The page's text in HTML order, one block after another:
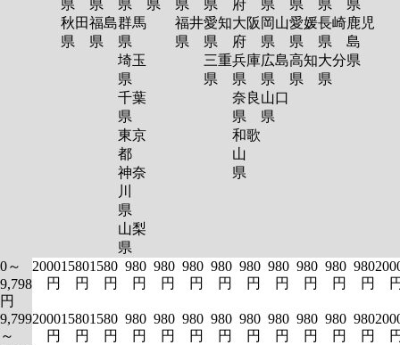
県
秋田
県
県
福島
県
県
群馬
県
埼玉
県
千葉
県
東京
都
神奈
川
県
山梨
県
県 県
福井
県
県
愛知
県
三重
県
府
大阪
府
兵庫
県
奈良
県
和歌
山
県
県
岡山
県
広島
県
山口
県
県
愛媛
県
高知
県
県
長崎
県
大分
県
県
鹿児
島
県
0～
9,798
円
2000
円
1580
円
1580
円
980
円
980
円
980
円
980
円
980
円
980
円
980
円
980
円
980
円
9,799
～
2000
円
1580
円
1580
円
980
円
980
円
980
円
980
円
980
円
980
円
980
円
980
円
980
円